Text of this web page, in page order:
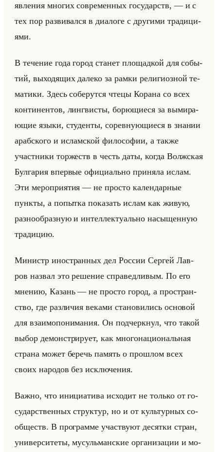
яв­ле­ния мно­гих со­вре­мен­ных го­су­дарств, — и с
тех пор раз­ви­вал­ся в диа­ло­ге с дру­ги­ми тра­ди­ци­
ями.
В те­че­ние года город ста­нет пло­щад­кой для со­бы­
тий, вы­хо­дя­щих да­ле­ко за рамки ре­ли­ги­оз­ной те­
ма­ти­ки. Здесь со­бе­рут­ся чтецы Ко­ра­на со всех
кон­ти­нен­тов, линг­ви­сты, бо­рю­щи­еся за вы­ми­ра­
ющие языки, сту­ден­ты, со­рев­ну­ющи­еся в зна­нии
араб­ско­го и ис­лам­ской фи­ло­со­фии, а также
участ­ни­ки тор­жеств в честь даты, когда Волж­ская
Бул­га­рия впер­вые офи­ци­ально при­ня­ла ислам.
Эти ме­ро­при­ятия — не про­сто ка­лен­дар­ные
пунк­ты, а по­пыт­ка по­ка­зать ислам как живую,
раз­но­об­раз­ную и ин­тел­лек­ту­ально на­сы­щен­ную
тра­ди­цию.
Ми­нистр ино­стран­ных дел Рос­сии Сер­гей Лав­
ров на­звал это ре­ше­ние спра­вед­ли­вым. По его
мне­нию, Ка­зань — не про­сто город, а про­стран­
ство, где раз­ли­чия ве­ка­ми ста­но­ви­лись ос­но­вой
для вза­имо­по­ни­ма­ния. Он под­черк­нул, что такой
выбор де­мон­стри­ру­ет, как мно­го­на­ци­ональная
стра­на может бе­речь па­мять о про­шлом всех
своих на­ро­дов без ис­клю­че­ния.
Важно, что ини­ци­ати­ва ис­хо­дит не только от го­
су­дар­ствен­ных струк­тур, но и от культур­ных со­
об­ществ. В про­грам­ме участ­ву­ют де­сят­ки стран,
уни­вер­си­те­ты, му­сульман­ские ор­га­ни­за­ции и мо­